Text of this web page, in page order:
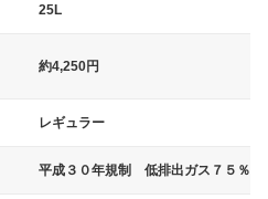
25L
約4,250円
レギュラー
平成３０年規制 低排出ガス７５％